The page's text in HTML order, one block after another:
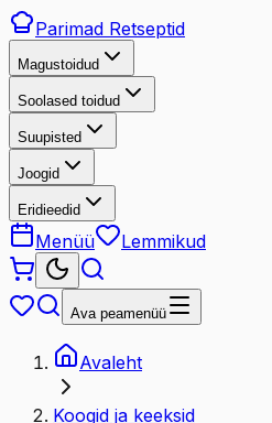
Parimad Retseptid
Magustoidud
Soolased toidud
Suupisted
Joogid
Eridieedid
Menüü Lemmikud
Ava peamenüü
Avaleht
Koogid ja keeksid